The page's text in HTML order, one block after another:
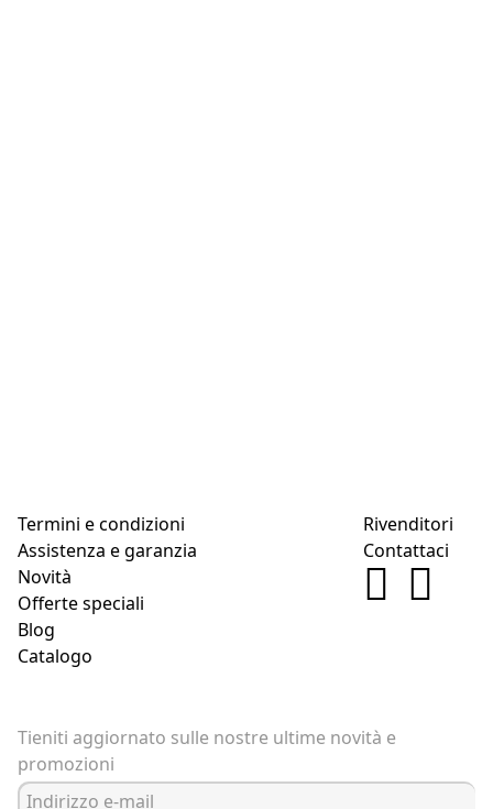
Termini e condizioni
Assistenza e garanzia
Novità
Offerte speciali
Blog
Catalogo
Rivenditori
Contattaci
Tieniti aggiornato sulle nostre ultime novità e
promozioni